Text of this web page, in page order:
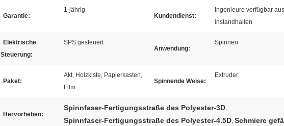
Garantie:
1-jährig
Kundendienst:
Ingenieure verfügbar
instandhalten
Elektrische
Steuerung:
SPS gesteuert
Anwendung:
Spinnen
Paket:
Akt, Holzkiste, Papierkasten,
Film
Spinnende Weise:
Extruder
Hervorheben:
Spinnfaser-Fertigungsstraße des Polyester-3D,
Spinnfaser-Fertigungsstraße des Polyester-4.5D, Schmiere